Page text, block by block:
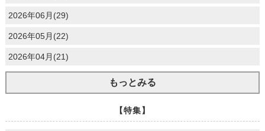
2026年06月(29)
2026年05月(22)
2026年04月(21)
もっとみる
【特集】